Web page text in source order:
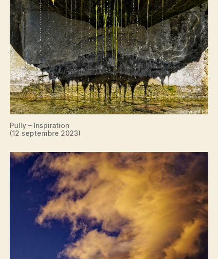
Pully – Inspiration
(12 septembre 2023)